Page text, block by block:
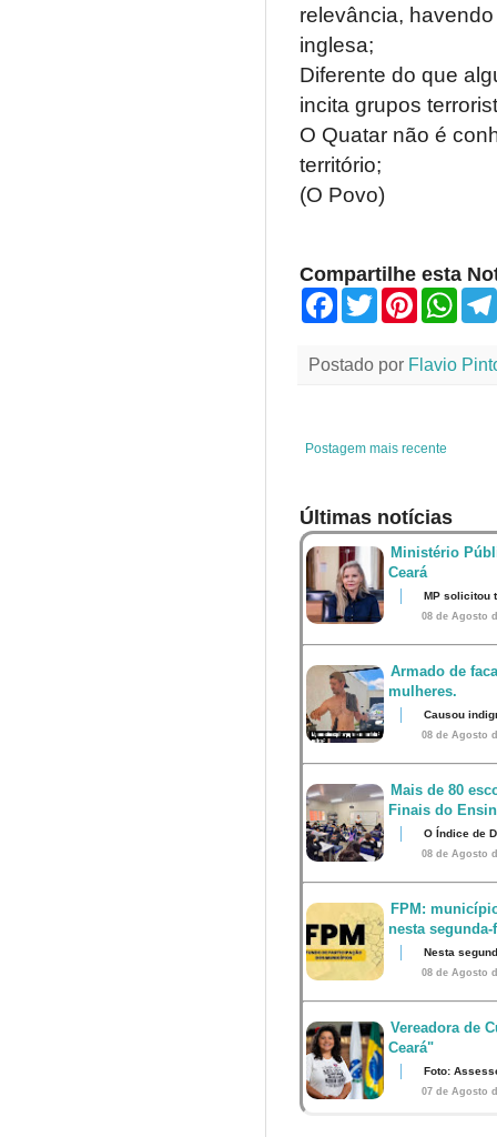
relevância,
inglesa;
Diferente do que
incita grupos
O Quatar não é
território;
(O Povo)
Compartilhe esta
F
b
T
w
P
e
W
Postado por Flavio
Postagem mais recente
Últimas notícias
Ministério
Ceará
MP solicitou
08 de Agosto
Armado de
mulheres.
Causou
08 de Agosto
Mais de 80
Finais do
O Índice de
08 de Agosto
FPM:
nesta segunda-
Nesta
08 de Agosto
Vereadora de
Ceará"
Foto:
07 de Agosto